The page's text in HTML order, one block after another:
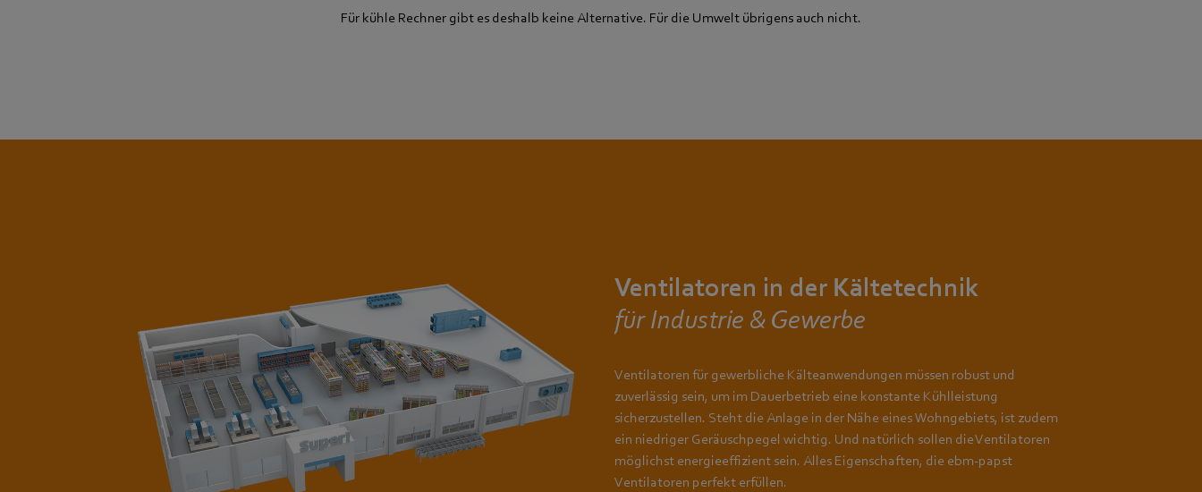
Für kühle Rechner gibt es deshalb keine Alternative. Für die Umwelt übrigens auch nicht.
Ventilatoren in der Kältetechnik
für Industrie & Gewerbe
Ventilatoren für gewerbliche Kälteanwendungen müssen robust und
zuverlässig sein, um im Dauerbetrieb eine konstante Kühlleistung
sicherzustellen. Steht die Anlage in der Nähe eines Wohngebiets, ist zudem
ein niedriger Geräuschpegel wichtig. Und natürlich sollen die Ventilatoren
möglichst energieeffizient sein. Alles Eigenschaften, die ebm-papst
Ventilatoren perfekt erfüllen.